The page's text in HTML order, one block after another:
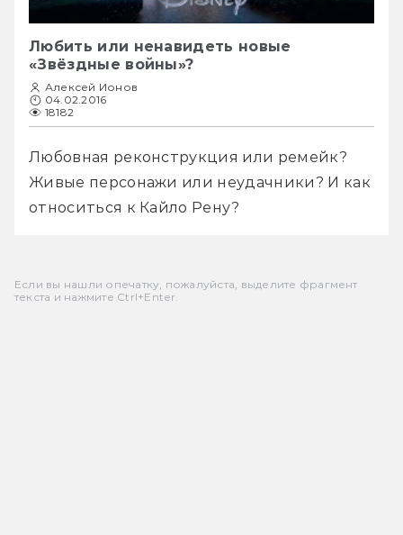
Любить или ненавидеть новые
«Звёздные войны»?
Алексей Ионов
04.02.2016
18182
Любовная реконструкция или ремейк?
Живые персонажи или неудачники? И как
относиться к Кайло Рену?
Если вы нашли опечатку, пожалуйста, выделите фрагмент
текста и нажмите Ctrl+Enter.